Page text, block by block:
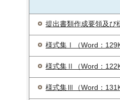
提出書類作成要領及び
様式集Ⅰ（Word：
様式集Ⅱ（Word ：
様式集Ⅲ（Word ：